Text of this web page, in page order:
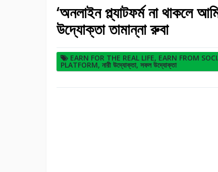
‘অনলাইন প্ল্যাটফর্ম না থাকলে
উদ্যোক্তা তামান্না রুবা
EARN FOR THE REAL LIFE, EARN FROM
PLATFORM, নারী উদ্যোক্তা, সফল উদ্যোক্তা